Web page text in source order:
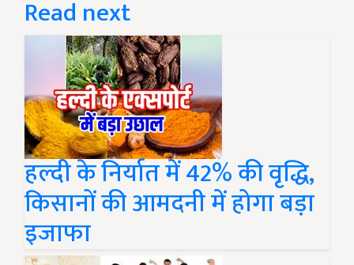
Read next
हल्दी के निर्यात में 42% की वृद्धि,
किसानों की आमदनी में होगा बड़ा
इजाफा